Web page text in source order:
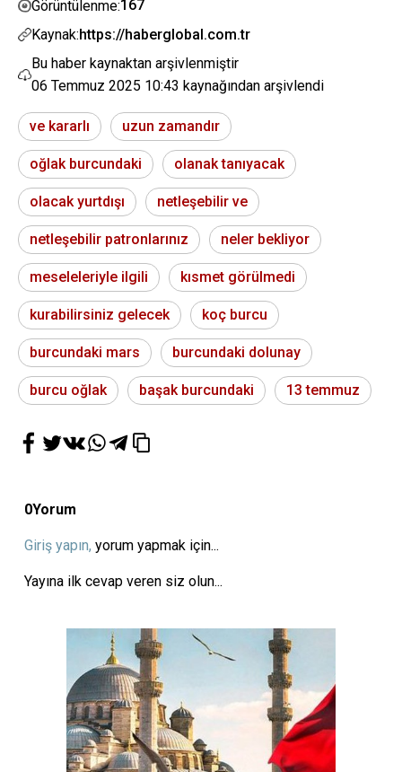
Görüntülenme:167
Kaynak:https://haberglobal.com.tr
Bu haber kaynaktan arşivlenmiştir
06 Temmuz 2025 10:43 kaynağından arşivlendi
ve kararlı uzun zamandır
oğlak burcundaki olanak tanıyacak
olacak yurtdışı netleşebilir ve
netleşebilir patronlarınız neler bekliyor
meseleleriyle ilgili kısmet görülmedi
kurabilirsiniz gelecek koç burcu
burcundaki mars burcundaki dolunay
burcu oğlak başak burcundaki 13 temmuz
0Yorum
Giriş yapın, yorum yapmak için...
Yayına ilk cevap veren siz olun...